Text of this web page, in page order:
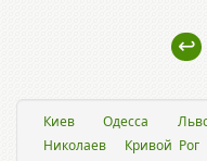
Киев Одесса
Николаев
Кривой Рог